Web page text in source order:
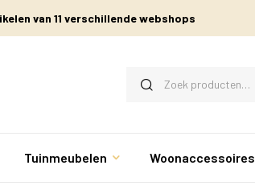
van 11 verschillende webshops
Tuinmeubelen Woonaccessoires